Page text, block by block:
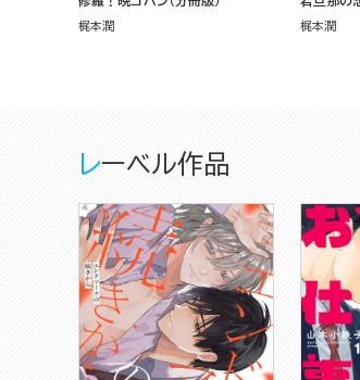
梶本潤 梶本潤
レーベル作品